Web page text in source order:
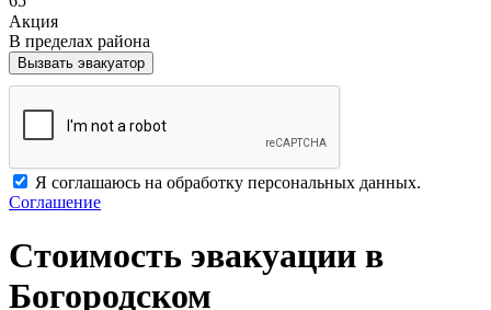
Акция
В пределах района
Вызвать эвакуатор
Я соглашаюсь на обработку персональных данных.
Соглашение
Стоимость эвакуации в
Богородском